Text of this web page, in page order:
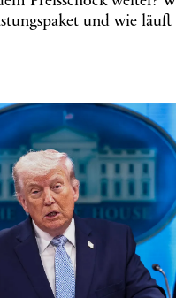
und wie läuft